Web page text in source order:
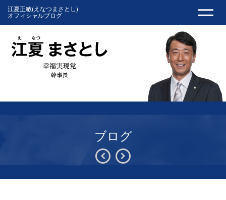
江夏正敏(えなつまさとし)
オフィシャルブログ
ブログ